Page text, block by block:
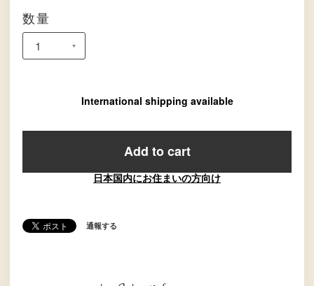
数量
International shipping available
Add to cart
日本国内にお住まいの方向け
通報する